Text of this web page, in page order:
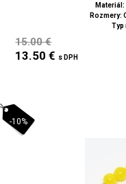
Rozmery:
Typ
15.00 €
13.50 € s DPH
-10%